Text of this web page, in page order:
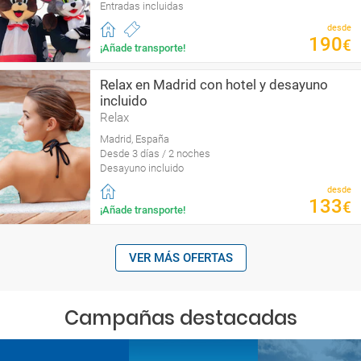
Entradas incluidas
¡Añade transporte!
desde
190€
Relax en Madrid con hotel y desayuno
incluido
Relax
Madrid, España
Desde 3 días / 2 noches
Desayuno incluido
¡Añade transporte!
desde
133€
VER MÁS OFERTAS
Campañas destacadas